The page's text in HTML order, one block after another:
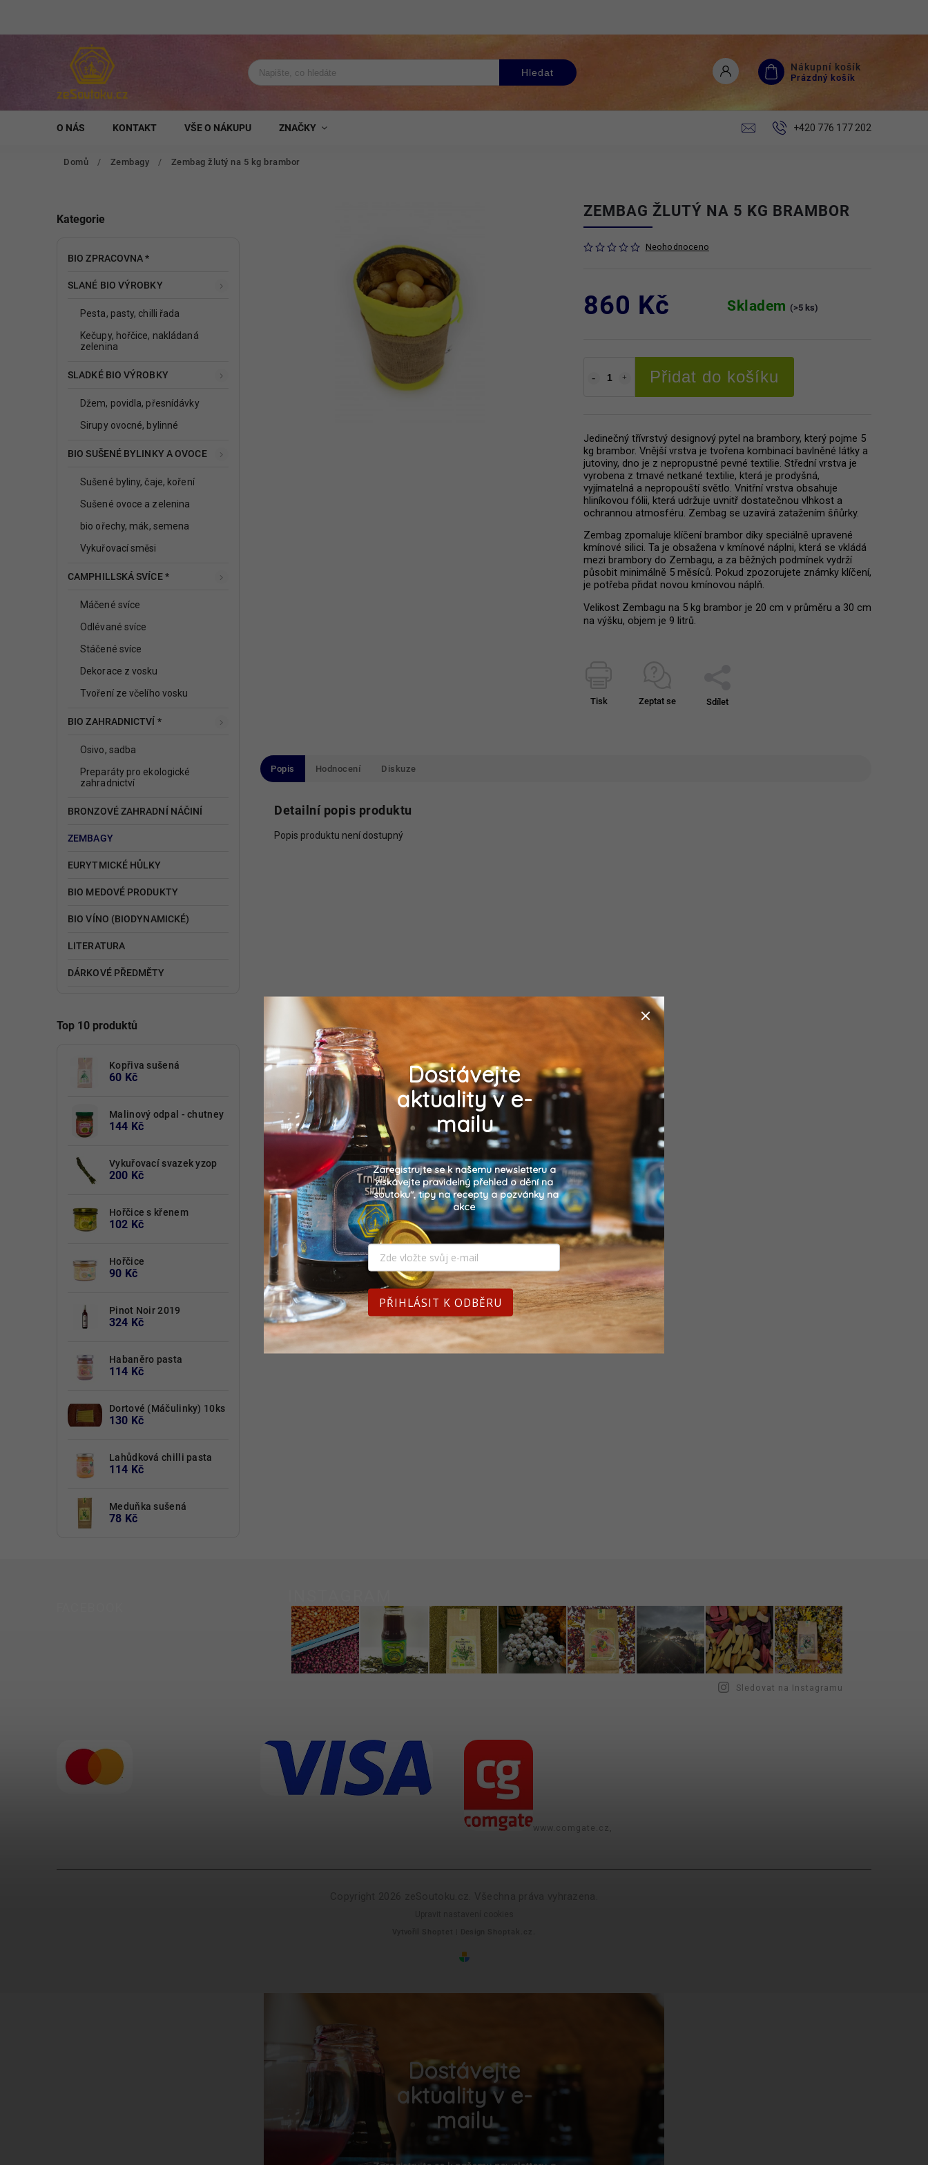
Hledat Nákupní košík
Prázdný košík
O NÁS KONTAKT VŠE O NÁKUPU ZNAČKY +420 776 177 202
Domů / Zembagy / Zembag žlutý na 5 kg brambor
Kategorie
BIO ZPRACOVNA *
SLANÉ BIO VÝROBKY
Pesta, pasty, chilli řada
Kečupy, hořčice, nakládaná
zelenina
SLADKÉ BIO VÝROBKY
Džem, povidla, přesnídávky
Sirupy ovocné, bylinné
BIO SUŠENÉ BYLINKY A OVOCE
Sušené byliny, čaje, koření
Sušené ovoce a zelenina
bio ořechy, mák, semena
Vykuřovací směsi
CAMPHILLSKÁ SVÍCE *
Máčené svíce
Odlévané svíce
Stáčené svíce
Dekorace z vosku
Tvoření ze včelího vosku
BIO ZAHRADNICTVÍ *
Osivo, sadba
Preparáty pro ekologické
zahradnictví
BRONZOVÉ ZAHRADNÍ NÁČINÍ
ZEMBAGY
EURYTMICKÉ HŮLKY
BIO MEDOVÉ PRODUKTY
BIO VÍNO (BIODYNAMICKÉ)
LITERATURA
DÁRKOVÉ PŘEDMĚTY
Top 10 produktů
Kopřiva sušená
60 Kč
Malinový odpal - chutney
144 Kč
Vykuřovací svazek yzop
200 Kč
Hořčice s křenem
102 Kč
Hořčice
90 Kč
Pinot Noir 2019
324 Kč
Habaněro pasta
114 Kč
Dortové (Máčulinky) 10ks
130 Kč
Lahůdková chilli pasta
114 Kč
Meduňka sušená
78 Kč
ZEMBAG ŽLUTÝ NA 5 KG BRAMBOR
Neohodnoceno
860 Kč Skladem (>5 ks)
Přidat do košíku
Jedinečný třívrstvý designový pytel na brambory, který pojme 5
kg brambor. Vnější vrstva je tvořena kombinací bavlněné látky a
jutoviny, dno je z nepropustné pevné textilie. Střední vrstva je
vyrobena z tmavé netkané textilie, která je prodyšná,
vyjímatelná a nepropouští světlo. Vnitřní vrstva obsahuje
hliníkovou fólii, která udržuje uvnitř dostatečnou vlhkost a
ochrannou atmosféru. Zembag se uzavírá zatažením šňůrky.
Zembag zpomaluje klíčení brambor díky speciálně upravené
kmínové silici. Ta je obsažena v kmínové náplni, která se vkládá
mezi brambory do Zembagu, a za běžných podmínek vydrží
působit minimálně 5 měsíců. Pokud zpozorujete známky klíčení,
je potřeba přidat novou kmínovou náplň.
Velikost Zembagu na 5 kg brambor je 20 cm v průměru a 30 cm
na výšku, objem je 9 litrů.
Tisk Zeptat se Sdílet
Popis Hodnocení Diskuze
Detailní popis produktu
Popis produktu není dostupný
Sledovat na Instagramu
www.comgate.cz,
Dostávejte
aktuality v e-
mailu
Dostávejte
aktuality v e-
mailu
Zaregistrujte se k našemu newsletteru a
získávejte pravidelný přehled o dění na
"soutoku", tipy na recepty a pozvánky na
akce
PŘIHLÁSIT K ODBĚRU